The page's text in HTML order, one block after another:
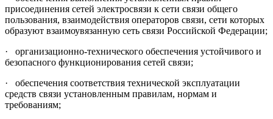
присоединения сетей электросвязи к сети связи общего
пользования, взаимодействия операторов связи, сети которых
образуют взаимоувязанную сеть связи Российской Федерации;
· организационно-технического обеспечения устойчивого и
безопасного функционирования сетей связи;
· обеспечения соответствия технической эксплуатации
средств связи установленным правилам, нормам и
требованиям;